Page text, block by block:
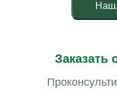
Заказать